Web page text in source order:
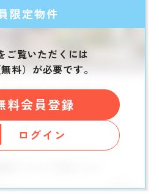
限定物件
ご覧いただくには
料）が必要です。
料会員登録
ログイン